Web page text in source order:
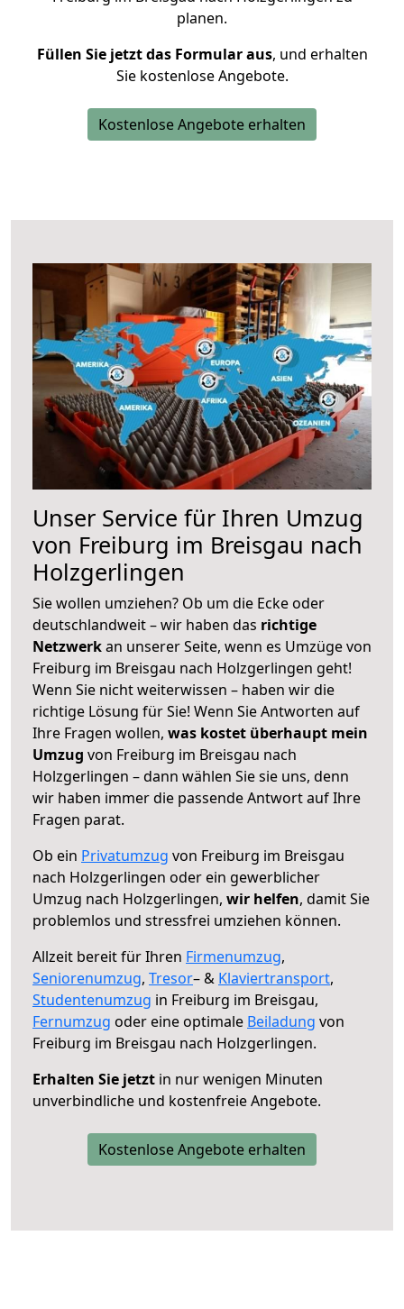
planen.
Füllen Sie jetzt das Formular aus, und erhalten
Sie kostenlose Angebote.
Kostenlose Angebote erhalten
Unser Service für Ihren Umzug
von Freiburg im Breisgau nach
Holzgerlingen
Sie wollen umziehen? Ob um die Ecke oder
deutschlandweit – wir haben das richtige
Netzwerkan unserer Seite, wenn es Umzüge von
Freiburg im Breisgau nach Holzgerlingen geht!
Wenn Sie nicht weiterwissen – haben wir die
richtige Lösung für Sie! Wenn Sie Antworten auf
Ihre Fragen wollen, was kostet überhaupt mein
Umzug von Freiburg im Breisgau nach
Holzgerlingen – dann wählen Sie sie uns, denn
wir haben immer die passende Antwort auf Ihre
Fragen parat.
Ob ein Privatumzug von Freiburg im Breisgau
nach Holzgerlingen oder ein gewerblicher
Umzug nach Holzgerlingen, wir helfen, damit Sie
problemlos und stressfrei umziehen können.
Allzeit bereit für Ihren Firmenumzug,
Seniorenumzug, Tresor– & Klaviertransport,
Studentenumzug in Freiburg im Breisgau,
Fernumzug oder eine optimale Beiladung von
Freiburg im Breisgau nach Holzgerlingen.
Erhalten Sie jetzt in nur wenigen Minuten
unverbindliche und kostenfreie Angebote.
Kostenlose Angebote erhalten